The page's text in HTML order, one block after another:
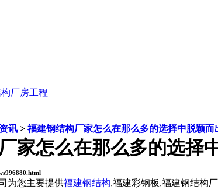
厂房工程
讯 >福建钢结构厂家怎么在那么多的选择中脱颖而
家怎么在那么多的选择
为您主要提供福建钢结构,福建彩钢板,福建钢结构